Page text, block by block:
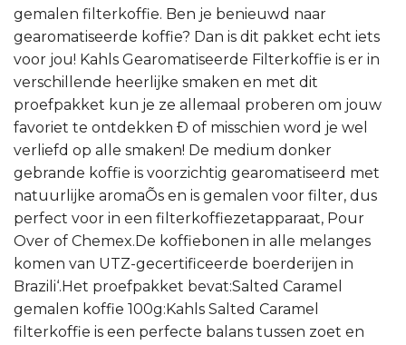
gemalen filterkoffie. Ben je benieuwd naar
gearomatiseerde koffie? Dan is dit pakket echt iets
voor jou! Kahls Gearomatiseerde Filterkoffie is er in
verschillende heerlijke smaken en met dit
proefpakket kun je ze allemaal proberen om jouw
favoriet te ontdekken Ð of misschien word je wel
verliefd op alle smaken! De medium donker
gebrande koffie is voorzichtig gearomatiseerd met
natuurlijke aromaÕs en is gemalen voor filter, dus
perfect voor in een filterkoffiezetapparaat, Pour
Over of Chemex.De koffiebonen in alle melanges
komen van UTZ-gecertificeerde boerderijen in
Brazili‘.Het proefpakket bevat:Salted Caramel
gemalen koffie 100g:Kahls Salted Caramel
filterkoffie is een perfecte balans tussen zoet en